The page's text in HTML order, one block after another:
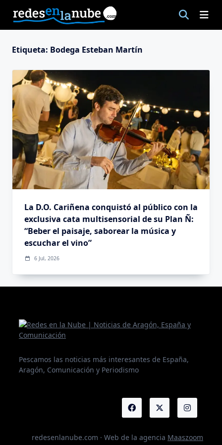
contenido
Etiqueta: Bodega Esteban Martín
La D.O. Cariñena conquistó al público con la
exclusiva cata multisensorial de su Plan Ñ:
“Beber el paisaje, saborear la música y
escuchar el vino”
6 Jul, 2026
Pescamos las noticias más interesantes de España,
Aragón, Comunicación y Periodismo
redesenlanube.com · Web de la agencia Maaszoom